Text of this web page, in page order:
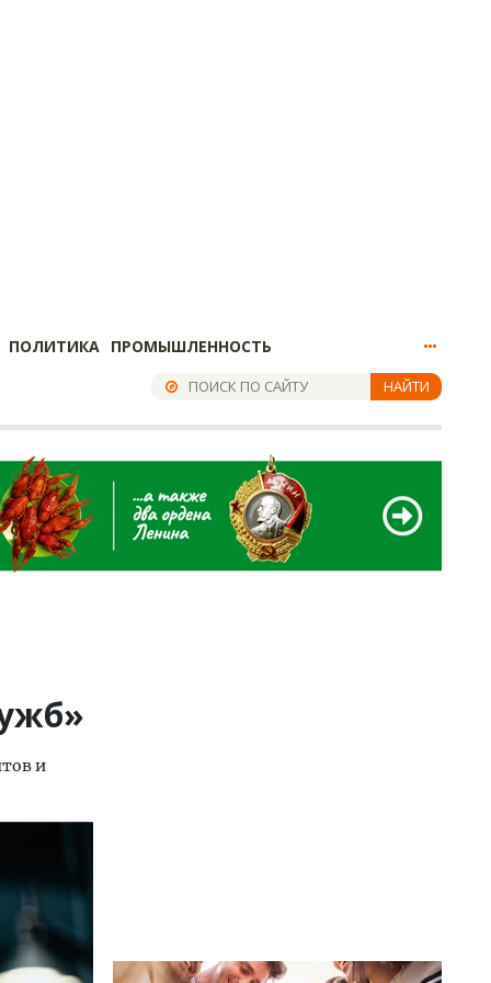
ПОЛИТИКА ПРОМЫШЛЕННОСТЬ
НАЙТИ
и